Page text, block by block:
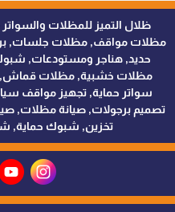
مظلات مواقف, مظلات جلسات,
حديد, هناجر ومستودعات,
مظلات خشبية, مظلات قماش,
سواتر حماية, تجهيز مواقف
تصميم برجولات, صيانة مظلات,
تخزين, شبوك حماية,